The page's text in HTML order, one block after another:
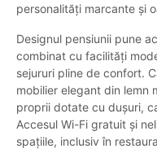
personalități marcante și
Designul pensiunii pune
combinat cu facilități
sejururi pline de confort.
mobilier elegant din lemn
proprii dotate cu dușuri,
Accesul Wi-Fi gratuit și
spațiile, inclusiv în